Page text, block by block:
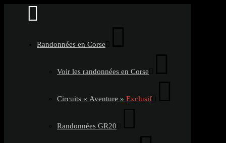
Randonnées en Corse
Voir les randonnées en Corse
Circuits « Aventure » Exclusif
Randonnées GR20